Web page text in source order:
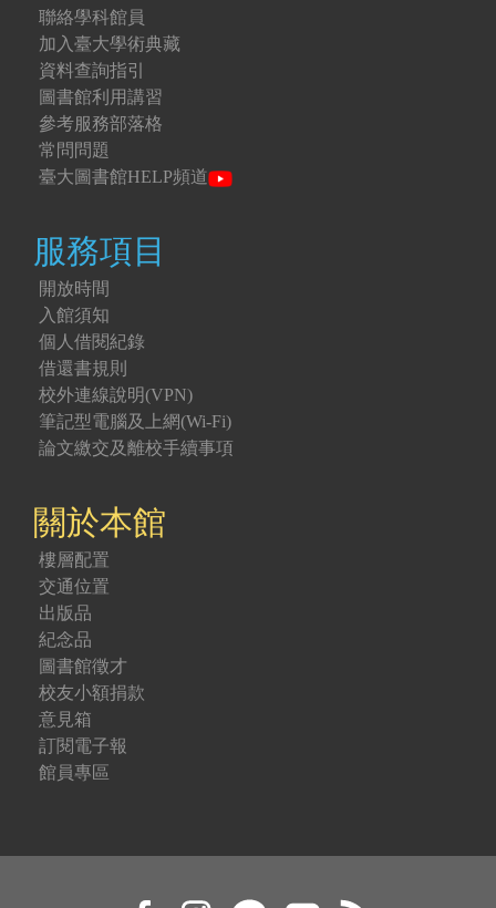
聯絡學科館員
加入臺大學術典藏
資料查詢指引
圖書館利用講習
參考服務部落格
常問問題
臺大圖書館HELP頻道
服務項目
開放時間
入館須知
個人借閱紀錄
借還書規則
校外連線說明(VPN)
筆記型電腦及上網(Wi-Fi)
論文繳交及離校手續事項
關於本館
樓層配置
交通位置
出版品
紀念品
圖書館徵才
校友小額捐款
意見箱
訂閱電子報
館員專區